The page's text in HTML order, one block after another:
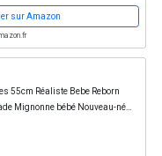
sur Amazon
55cm Réaliste Bebe Reborn
Mignonne bébé Nouveau-né